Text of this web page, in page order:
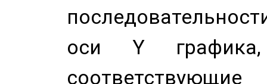
оси Y